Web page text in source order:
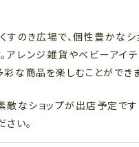
すのき広場で、個性豊かなシ
アレンジ雑貨やベビーアイテ
彩な商品を楽しむことができま
敵なショップが出店予定です
さい。